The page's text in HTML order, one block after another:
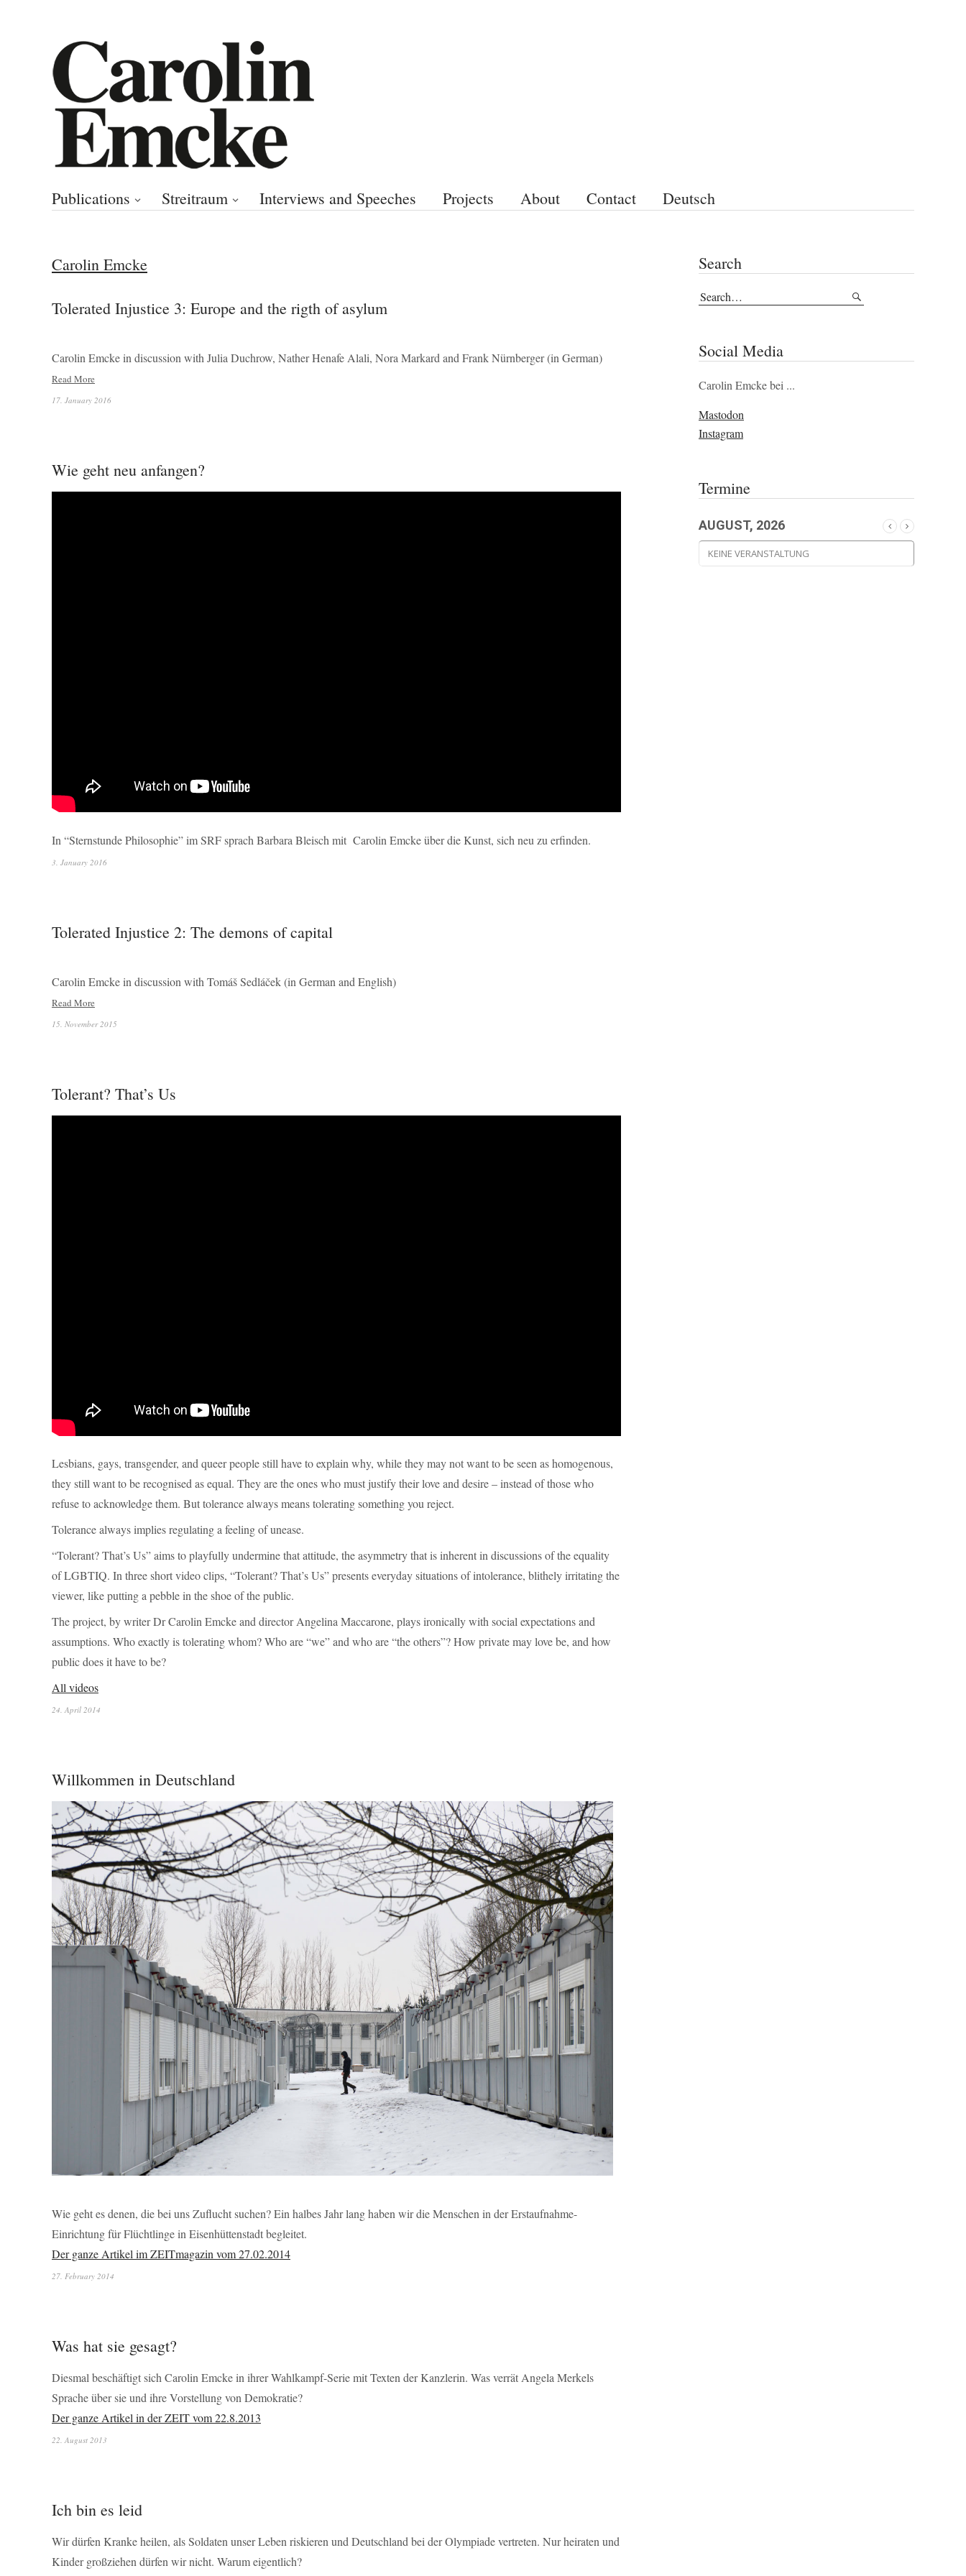
Publications Streitraum Interviews and Speeches Projects About Contact Deutsch
Carolin Emcke
Tolerated Injustice 3: Europe and the rigth of asylum
Carolin Emcke in discussion with Julia Duchrow, Nather Henafe Alali, Nora Markard and Frank Nürnberger (in German)
Read More
17. January 2016
Wie geht neu anfangen?
In “Sternstunde Philosophie” im SRF sprach Barbara Bleisch mit Carolin Emcke über die Kunst, sich neu zu erfinden.
3. January 2016
Tolerated Injustice 2: The demons of capital
Carolin Emcke in discussion with Tomáš Sedláček (in German and English)
Read More
15. November 2015
Tolerant? That’s Us
Lesbians, gays, transgender, and queer people still have to explain why, while they may not want to be seen as homogenous,
they still want to be recognised as equal. They are the ones who must justify their love and desire – instead of those who
refuse to acknowledge them. But tolerance always means tolerating something you reject.
Tolerance always implies regulating a feeling of unease.
“Tolerant? That’s Us” aims to playfully undermine that attitude, the asymmetry that is inherent in discussions of the equality
of LGBTIQ. In three short video clips, “Tolerant? That’s Us” presents everyday situations of intolerance, blithely irritating the
viewer, like putting a pebble in the shoe of the public.
The project, by writer Dr Carolin Emcke and director Angelina Maccarone, plays ironically with social expectations and
assumptions. Who exactly is tolerating whom? Who are “we” and who are “the others”? How private may love be, and how
public does it have to be?
All videos
24. April 2014
Willkommen in Deutschland
Wie geht es denen, die bei uns Zuflucht suchen? Ein halbes Jahr lang haben wir die Menschen in der Erstaufnahme-
Einrichtung für Flüchtlinge in Eisenhüttenstadt begleitet.
Der ganze Artikel im ZEITmagazin vom 27.02.2014
27. February 2014
Was hat sie gesagt?
Diesmal beschäftigt sich Carolin Emcke in ihrer Wahlkampf-Serie mit Texten der Kanzlerin. Was verrät Angela Merkels
Sprache über sie und ihre Vorstellung von Demokratie?
Der ganze Artikel in der ZEIT vom 22.8.2013
22. August 2013
Ich bin es leid
Wir dürfen Kranke heilen, als Soldaten unser Leben riskieren und Deutschland bei der Olympiade vertreten. Nur heiraten und
Kinder großziehen dürfen wir nicht. Warum eigentlich?
Search
Social Media
Carolin Emcke bei ...
Mastodon
Instagram
Termine
AUGUST, 2026
KEINE VERANSTALTUNG